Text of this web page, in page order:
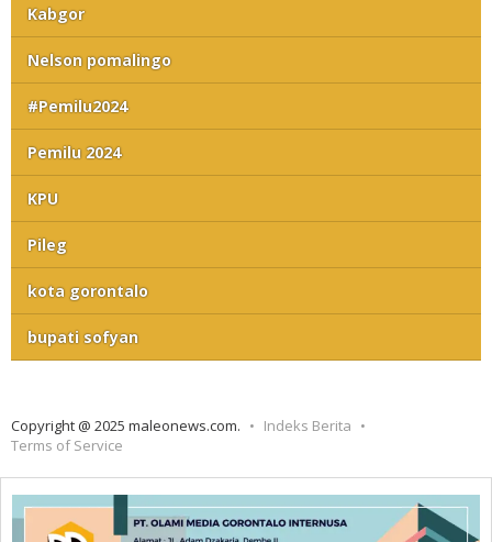
Kabgor
Nelson pomalingo
#Pemilu2024
Pemilu 2024
KPU
Pileg
kota gorontalo
bupati sofyan
Copyright @ 2025 maleonews.com.
Indeks Berita
Terms of Service